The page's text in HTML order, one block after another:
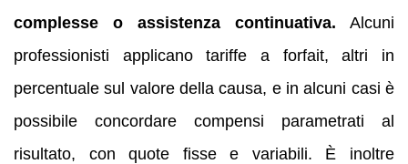
complesse o assistenza continuativa. Alcuni
professionisti applicano tariffe a forfait, altri in
percentuale sul valore della causa, e in alcuni casi è
possibile concordare compensi parametrati al
risultato, con quote fisse e variabili. È inoltre